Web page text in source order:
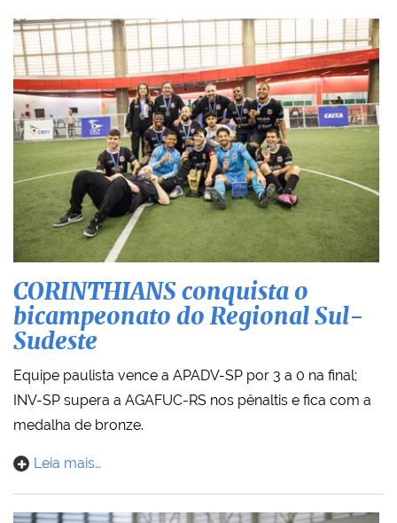
CORINTHIANS conquista o
bicampeonato do Regional Sul-
Sudeste
Equipe paulista vence a APADV-SP por 3 a 0 na final;
INV-SP supera a AGAFUC-RS nos pênaltis e fica com a
medalha de bronze.
Leia mais…